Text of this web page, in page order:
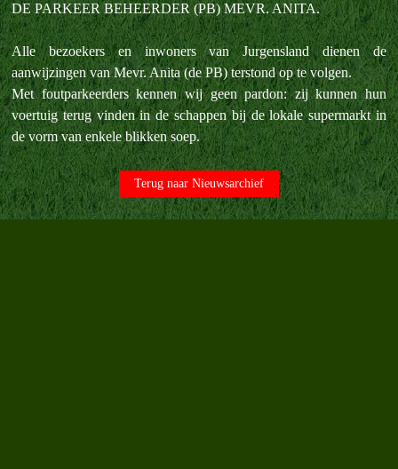
DE PARKEER BEHEERDER (PB) MEVR. ANITA.
Alle bezoekers en inwoners van Jurgensland dienen de
aanwijzingen van Mevr. Anita (de PB) terstond op te volgen.
Met foutparkeerders kennen wij geen pardon: zij kunnen hun
voertuig terug vinden in de schappen bij de lokale supermarkt in
de vorm van enkele blikken soep.
Terug naar Nieuwsarchief